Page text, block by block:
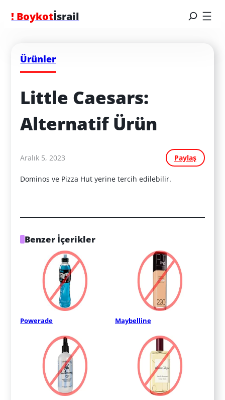
! Boykotİsrail
Ürünler
Little Caesars:
Alternatif Ürün
Aralık 5, 2023 Paylaş
Dominos ve Pizza Hut yerine tercih edilebilir.
Benzer İçerikler
Powerade Maybelline